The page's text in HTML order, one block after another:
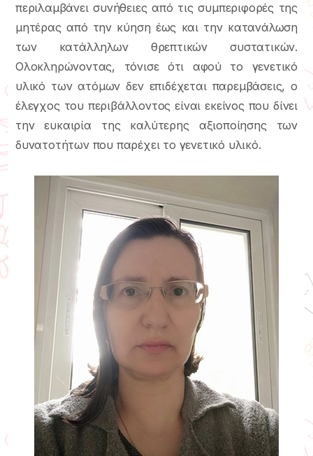
περιλαμβάνει συνήθειες από τις συμπεριφορές της
μητέρας από την κύηση έως και την κατανάλωση
των κατάλληλων θρεπτικών συστατικών.
Ολοκληρώνοντας, τόνισε ότι αφού το γενετικό
υλικό των ατόμων δεν επιδέχεται παρεμβάσεις, ο
έλεγχος του περιβάλλοντος είναι εκείνος που δίνει
την ευκαιρία της καλύτερης αξιοποίησης των
δυνατοτήτων που παρέχει το γενετικό υλικό.